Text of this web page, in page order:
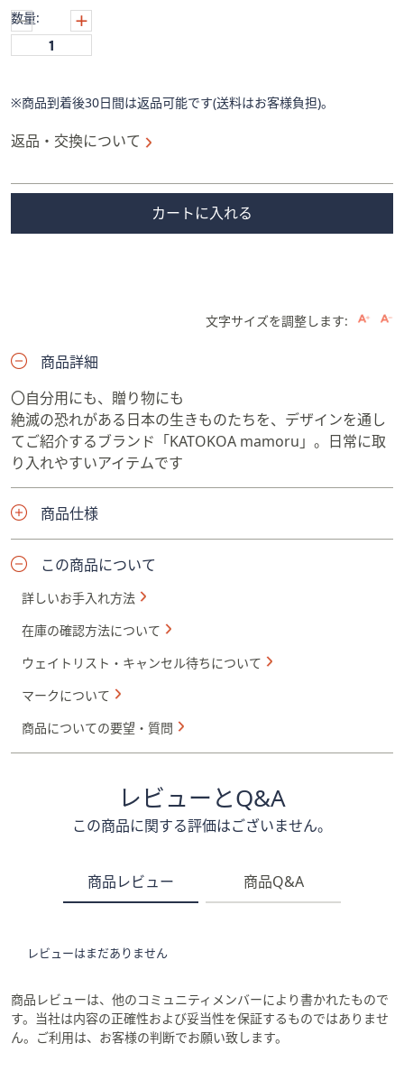
覧
で
き
す。
数量:
※商品到着後30日間は返品可能です(送料はお客様負担)。
返品・交換について
カートに入れる
文字サイズを調整します:
商品詳細
〇自分用にも、贈り物にも
絶滅の恐れがある日本の生きものたちを、デザインを通し
てご紹介するブランド「KATOKOA mamoru」。日常に取
り入れやすいアイテムです
商品仕様
この商品について
詳しいお手入れ方法
在庫の確認方法について
ウェイトリスト・キャンセル待ちについて
マークについて
商品についての要望・質問
レビューとQ&A
この商品に関する評価はございません。
商品レビュー 商品Q&A
レビューはまだありません
商品レビューは、他のコミュニティメンバーにより書かれたもので
す。当社は内容の正確性および妥当性を保証するものではありませ
ん。ご利用は、お客様の判断でお願い致します。